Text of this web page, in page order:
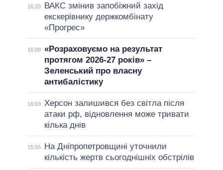
16:20
ВАКС змінив запобіжний захід
екскерівнику держкомбінату
«Прогрес»
16:08 «Розраховуємо на результат
протягом 2026-27 років» –
Зеленський про власну
антибалістику
16:03
Херсон залишився без світла після
атаки рф, відновлення може тривати
кілька днів
15:55
На Дніпропетровщині уточнили
кількість жертв сьогоднішніх обстрілів